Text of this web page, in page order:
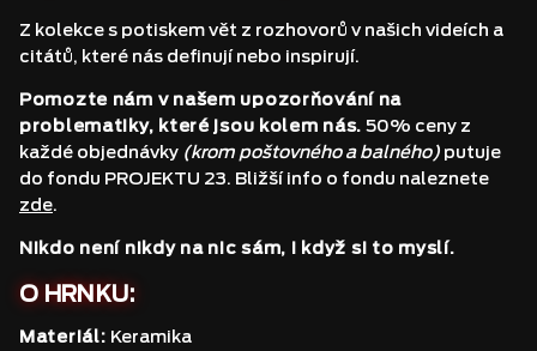
Z kolekce s potiskem vět z rozhovorů v našich videích a
citátů, které nás definují nebo inspirují.
Pomozte nám v našem upozorňování na
problematiky, které jsou kolem nás. 50% ceny z
každé objednávky (krom poštovného a balného) putuje
do fondu PROJEKTU 23. Bližší info o fondu naleznete
zde.
Nikdo není nikdy na nic sám, i když si to myslí.
O HRNKU:
Materiál: Keramika